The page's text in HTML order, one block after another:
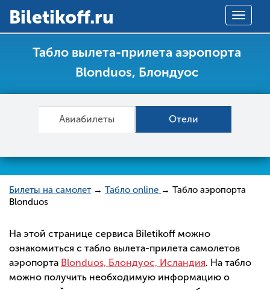
Toggle
Вiletikoff.ru
Табло вылета-прилета аэропорта
Blonduos, Блондуос
Авиабилеты Отели
Билеты на самолет → Табло online → Табло аэропорта
Blonduos
На этой странице сервиса Biletikoff можно
ознакомиться с табло вылета-прилета самолетов
аэропорта Blonduos, Блондуос, Исландия. На табло
можно получить необходимую информацию о